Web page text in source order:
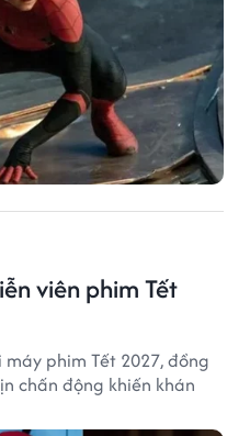
viên phim Tết
phim Tết 2027, đồng
chấn động khiến khán